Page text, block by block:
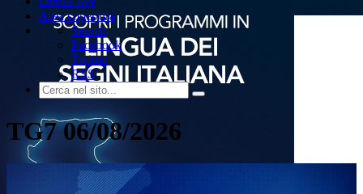
Area copertura
Search
Facebook
Twitter
RSS
TG7 06/08/2026